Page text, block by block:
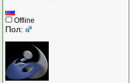
Offline
Пол: